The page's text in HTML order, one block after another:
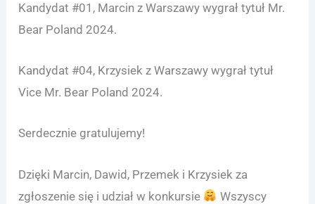
Kandydat #01, Marcin z Warszawy wygrał tytuł Mr.
Bear Poland 2024.
Kandydat #04, Krzysiek z Warszawy wygrał tytuł
Vice Mr. Bear Poland 2024.
Serdecznie gratulujemy!
Dzięki Marcin, Dawid, Przemek i Krzysiek za
zgłoszenie się i udział w konkursie
Wszyscy